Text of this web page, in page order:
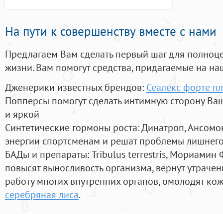
На пути к совершенству вместе с нами
Предлагаем Вам сделать первый шаг для
жизни. Вам помогут средства, придагаемые на
Дженерики известных брендов: Сеалекс форте
Попперсы помогут сделать интимную сторону
и яркой
Синтетические гормоны роста: Динатроп,
энергии спортсменам и решат проблемы
БАДы и препараты:Tribulus terrestris, Мориамин
повысят выносливость организма, вернут
работу многих внутренних органов, омолодят
серебряная лиса.